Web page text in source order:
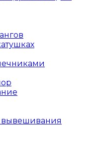
вывешивания